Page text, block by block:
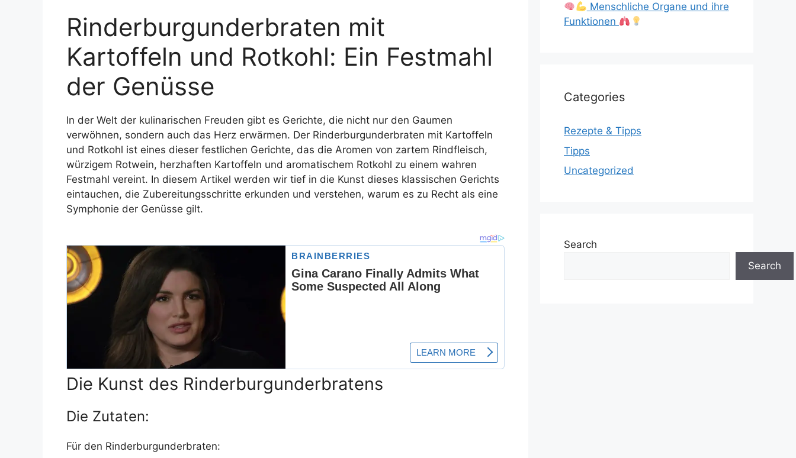
Rinderburgunderbraten mit
Kartoffeln und Rotkohl: Ein Festmahl
der Genüsse
In der Welt der kulinarischen Freuden gibt es Gerichte, die nicht nur den Gaumen
verwöhnen, sondern auch das Herz erwärmen. Der Rinderburgunderbraten mit Kartoffeln
und Rotkohl ist eines dieser festlichen Gerichte, das die Aromen von zartem Rindfleisch,
würzigem Rotwein, herzhaften Kartoffeln und aromatischem Rotkohl zu einem wahren
Festmahl vereint. In diesem Artikel werden wir tief in die Kunst dieses klassischen Gerichts
eintauchen, die Zubereitungsschritte erkunden und verstehen, warum es zu Recht als eine
Symphonie der Genüsse gilt.
Die Kunst des Rinderburgunderbratens
Die Zutaten:
Für den Rinderburgunderbraten:
Menschliche Organe und ihre
Funktionen
Categories
Rezepte & Tipps
Tipps
Uncategorized
Search
Search